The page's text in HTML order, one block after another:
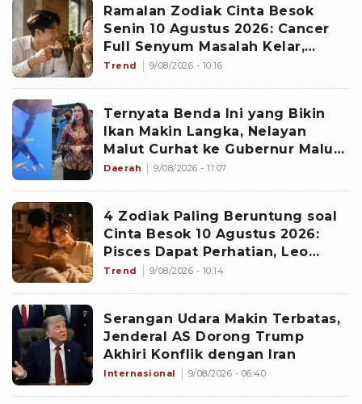
Ramalan Zodiak Cinta Besok
Senin 10 Agustus 2026: Cancer
Full Senyum Masalah Kelar,
Scorpio Awas Terprovokasi
Trend 9/08/2026 - 10:16
Ternyata Benda Ini yang Bikin
Ikan Makin Langka, Nelayan
Malut Curhat ke Gubernur Malut
Sherly Tjoanda soal Rumpon
Daerah 9/08/2026 - 11:07
4 Zodiak Paling Beruntung soal
Cinta Besok 10 Agustus 2026:
Pisces Dapat Perhatian, Leo
Makin Dekat dengan Si Dia
Trend 9/08/2026 - 10:14
Serangan Udara Makin Terbatas,
Jenderal AS Dorong Trump
Akhiri Konflik dengan Iran
Internasional 9/08/2026 - 06:40